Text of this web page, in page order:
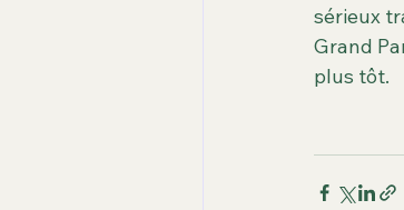
sérieux
Grand
plus tôt.